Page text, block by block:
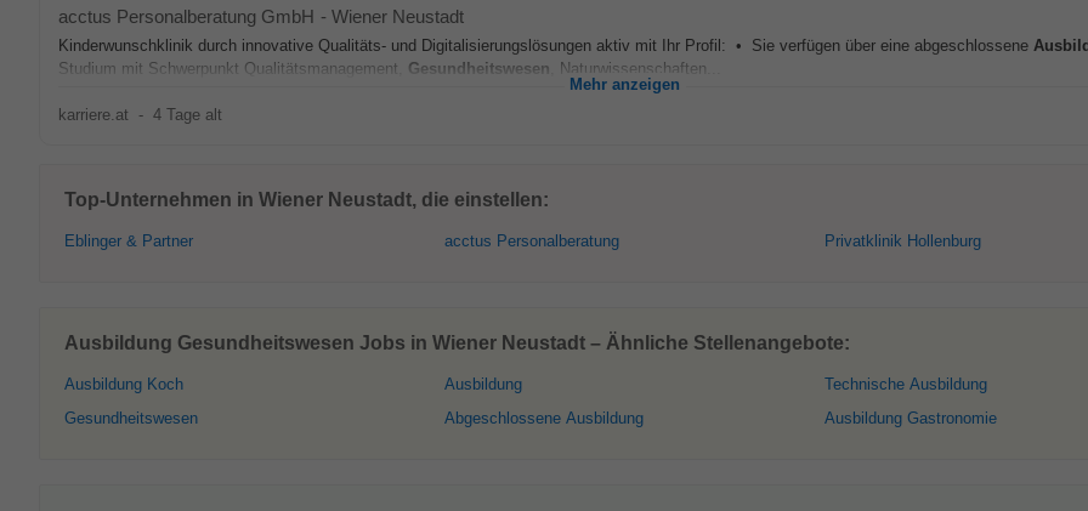
acctus Personalberatung GmbH - Wiener Neustadt
Kinderwunschklinik durch innovative Qualitäts- und Digitalisierungslösungen aktiv mit Ihr Profil: • Sie verfügen über eine abgeschlossene
Studium mit Schwerpunkt Qualitätsmanagement, Gesundheitswesen , Naturwissenschaften...
Mehr anzeigen
karriere.at - 4 Tage alt
Top-Unternehmen in Wiener Neustadt, die einstellen:
Eblinger & Partner acctus Personalberatung Privatklinik Hollenburg
Ausbildung Gesundheitswesen Jobs in Wiener Neustadt – Ähnliche Stellenangebote:
Ausbildung Koch
Gesundheitswesen
Ausbildung
Abgeschlossene Ausbildung
Technische Ausbildung
Ausbildung Gastronomie